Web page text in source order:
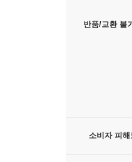
반품/교환 불
소비자 피해